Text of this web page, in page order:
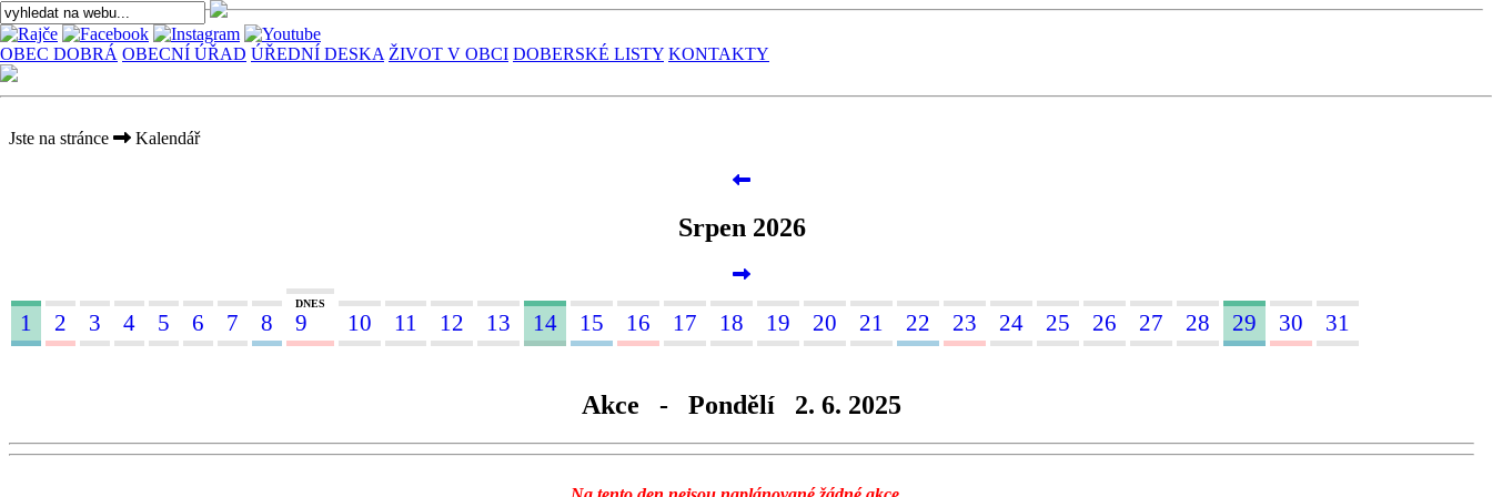
OBEC DOBRÁ OBECNÍ ÚŘAD ÚŘEDNÍ DESKA ŽIVOT V OBCI DOBERSKÉ LISTY KONTAKTY
Jste na stránce Kalendář
Srpen 2026
1 2 3 4 5 6 7 8
DNES
9 10 11 12 13 14 15 16 17 18 19 20 21 22 23 24 25 26 27 28 29 30 31
Akce - Pondělí 2. 6. 2025